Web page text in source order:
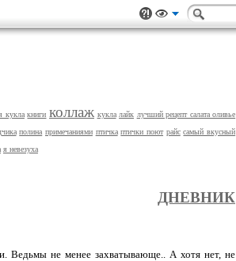
кукла книги коллаж кукла лайк лучший рецепт салата оливье
полина примечаниями птичка птички поют райс самый вкусный
я невезуха
ДНЕВНИК
Ведьмы не менее захватывающе.. А хотя нет, не